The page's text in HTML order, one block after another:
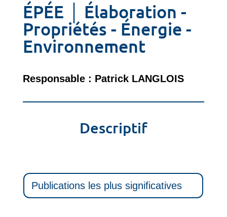
ÉPÉE │ Élaboration -
Propriétés - Énergie -
Environnement
Responsable : Patrick LANGLOIS
Descriptif
Publications les plus significatives